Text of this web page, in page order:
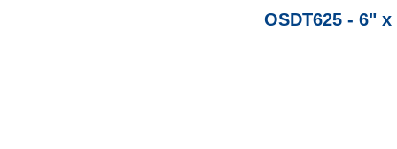
OSDT625 - 6"